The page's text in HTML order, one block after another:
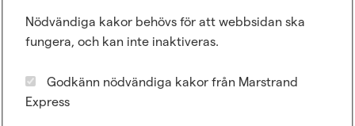
Nödvändiga kakor behövs för att webbsidan ska
fungera, och kan inte inaktiveras.
Godkänn nödvändiga kakor från Marstrand
Express